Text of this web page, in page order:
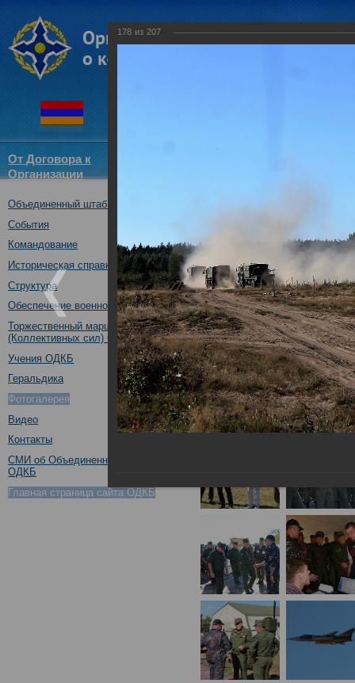
От Договора к
Организации
Объединенный штаб ОДКБ
События
Командование
Историческая справка
Структура
Обеспечение военной безопасности
Торжественный марш Войск
(Коллективных сил) ОДКБ
Учения ОДКБ
Геральдика
Фотогалерея
Видео
Контакты
СМИ об Объединенном штабе
ОДКБ
Главная страница сайта ОДКБ
Совместное учение с
23.08.2016
178 из 207